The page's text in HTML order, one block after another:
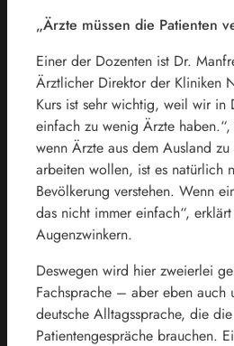
„Ärzte müssen die Patienten
Einer der Dozenten ist Dr.
Ärztlicher Direktor der Kliniken
Kurs ist sehr wichtig, weil wir in
einfach zu wenig Ärzte
wenn Ärzte aus dem Ausland
arbeiten wollen, ist es natürlich
Bevölkerung verstehen. Wenn
das nicht immer einfach“,
Augenzwinkern.
Deswegen wird hier zweierlei
Fachsprache – aber eben auch
deutsche Alltagssprache, die
Patientengespräche brauchen.